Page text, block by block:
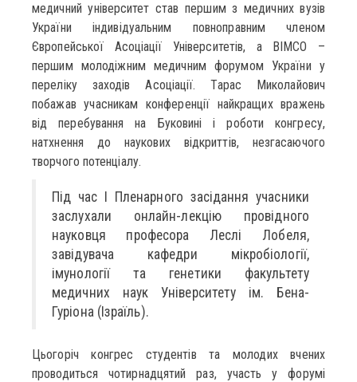
медичний університет став першим з медичних вузів
України індивідуальним повноправним членом
Європейської Асоціації Університетів, а BIMCO –
першим молодіжним медичним форумом України у
переліку заходів Асоціації. Тарас Миколайович
побажав учасникам конференції найкращих вражень
від перебування на Буковині і роботи конгресу,
натхнення до наукових відкриттів, незгасаючого
творчого потенціалу.
Під час І Пленарного засідання учасники
заслухали онлайн-лекцію провідного
науковця професора Леслі Лобеля,
завідувача кафедри мікробіології,
імунології та генетики факультету
медичних наук Університету ім. Бена-
Гуріона (Ізраїль).
Цьогоріч конгрес студентів та молодих вчених
проводиться чотирнадцятий раз, участь у форумі